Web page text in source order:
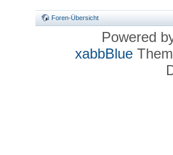
Foren-Übersicht
Powered
xabbBlue